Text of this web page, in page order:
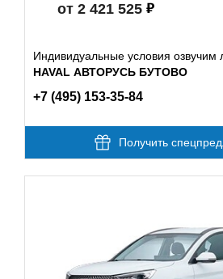
от 2 421 525
Индивидуальные условия озвучим
HAVAL АВТОРУСЬ БУТОВО
+7 (495) 153-35-84
Получить